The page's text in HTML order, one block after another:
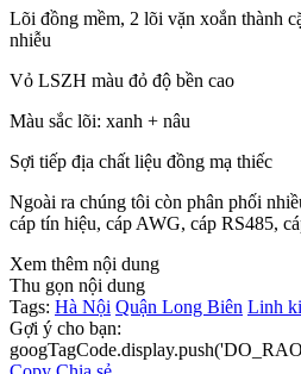
Lõi đồng mềm, 2 lõi vặn xoắn thành
nhiễu
Vỏ LSZH màu đỏ độ bền cao
Màu sắc lõi: xanh + nâu
Sợi tiếp địa chất liệu đồng mạ thiếc
Ngoài ra chúng tôi còn phân phối
cáp tín hiệu, cáp AWG, cáp RS485,
Xem thêm nội dung
Thu gọn nội dung
Tags: Hà Nội Quận Long Biên Linh
Gợi ý cho bạn: